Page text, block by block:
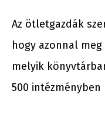
Az ötletgazdák
hogy azonnal
melyik
500 intézményben